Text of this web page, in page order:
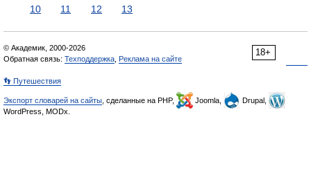
10
11 12 13
18+
© Академик, 2000-2026
Обратная связь: Техподдержка Реклама на сайте
👣 Путешествия
Экспорт словарей на сайты , сделанные на PHP, Joomla,
Drupal,
WordPress, MODx.